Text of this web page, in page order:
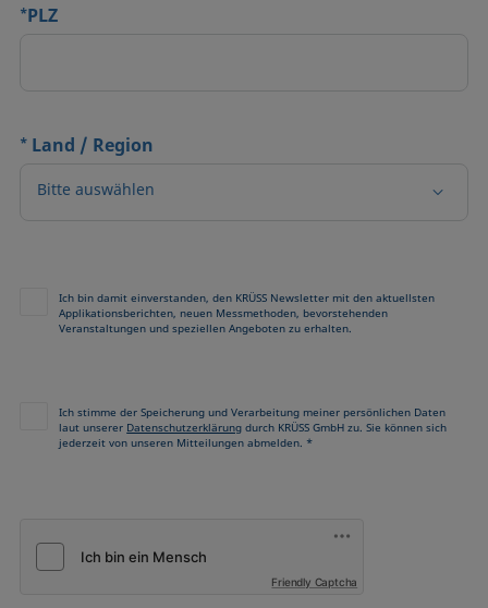
*PLZ
* Land / Region
Bitte auswählen
Ich bin damit einverstanden, den KRÜSS Newsletter mit den aktuellsten
Applikationsberichten, neuen Messmethoden, bevorstehenden
Veranstaltungen und speziellen Angeboten zu erhalten.
Ich stimme der Speicherung und Verarbeitung meiner persönlichen Daten
laut unserer Datenschutzerklärung durch KRÜSS GmbH zu. Sie können sich
jederzeit von unseren Mitteilungen abmelden. *
Friendly Captcha